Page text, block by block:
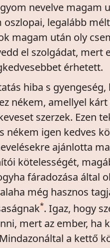
nevelve magam
oszlopai, legalább
magam után oly
el szolgádat, mert
érhetett.
hiba s
nékem, amellyel
szerzek. Ezen
nékem igen kedves
ajánlotta
kötelességét,
fáradozása által
még hasznos
*. Igaz, hogy
mert az ember, ha
a kettő